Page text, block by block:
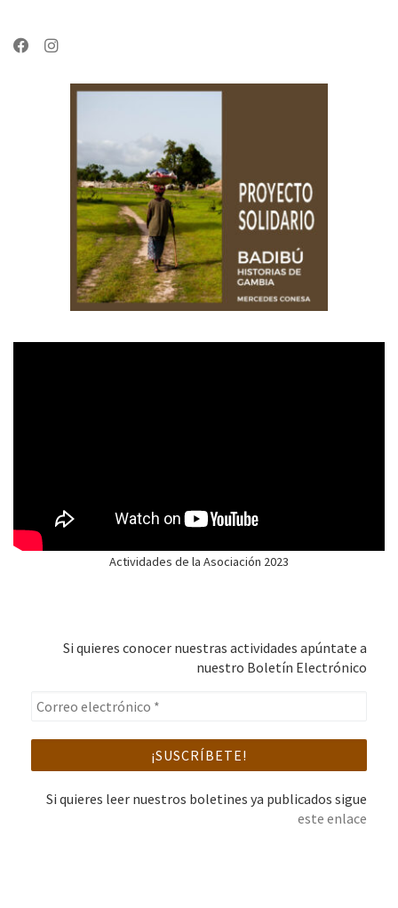
Actividades de la Asociación 2023
Si quieres conocer nuestras actividades apúntate a
nuestro Boletín Electrónico
Si quieres leer nuestros boletines ya publicados sigue
este enlace